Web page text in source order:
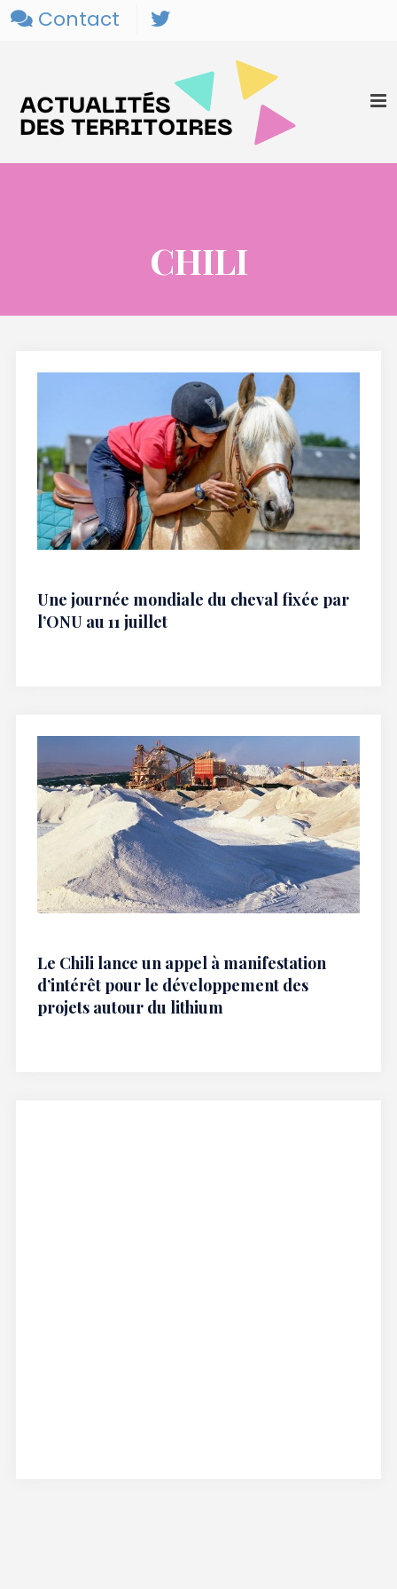
Contact
CHILI
Une journée mondiale du cheval fixée par
l’ONU au 11 juillet
Le Chili lance un appel à manifestation
d’intérêt pour le développement des
projets autour du lithium